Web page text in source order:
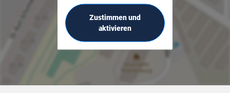
Zustimmen und
aktivieren